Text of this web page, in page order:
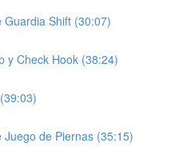
Shift (30:07)
y Check Hook (38:24)
de Piernas (35:15)